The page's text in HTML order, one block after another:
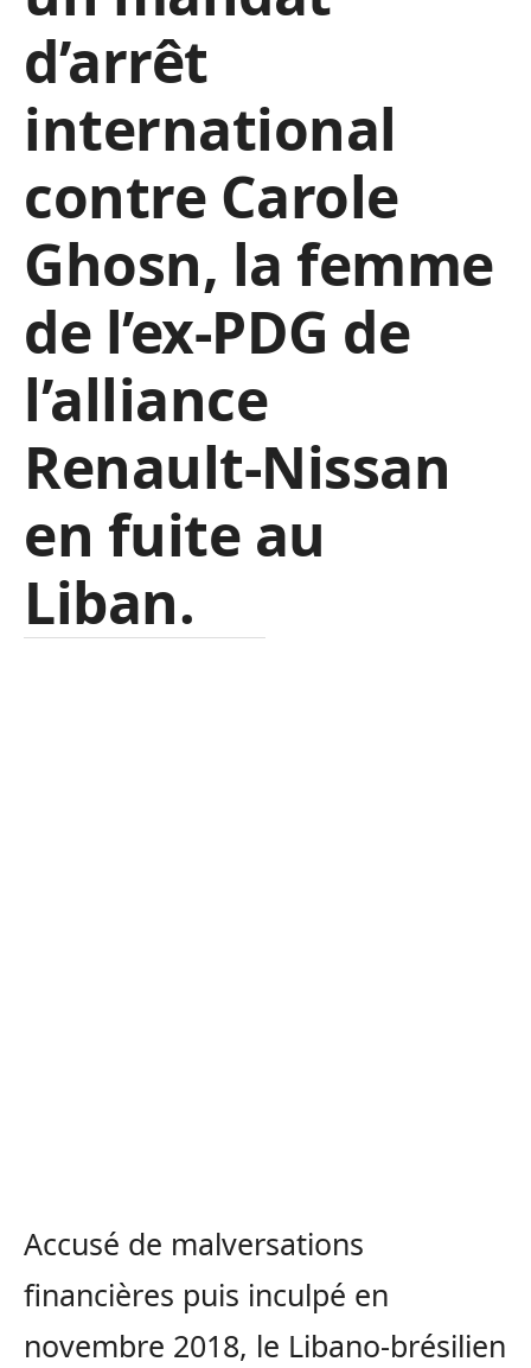
d’arrêt
international
contre Carole
Ghosn, la femme
de l’ex-PDG de
l’alliance
Renault-Nissan
en fuite au
Liban.
Accusé de malversations
financières puis inculpé en
novembre 2018, le Libano-brésilien